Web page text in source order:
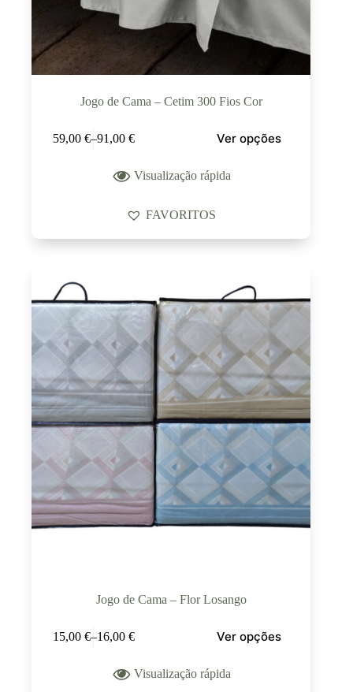
Jogo de Cama – Cetim 300 Fios Cor
59,00 €–91,00 € Ver opções
Visualização rápida
FAVORITOS
Jogo de Cama – Flor Losango
15,00 €–16,00 € Ver opções
Visualização rápida